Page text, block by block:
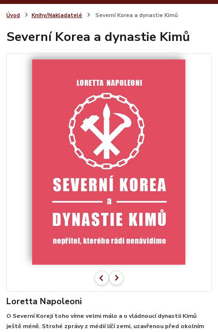
Úvod Knihy/Nakladatelé Severní Korea a dynastie Kimů
Severní Korea a dynastie Kimů
Loretta Napoleoni
O Severní Koreji toho víme velmi málo a o vládnoucí dynastii Kimů
ještě méně. Strohé zprávy z médií líčí zemi, uzavřenou před okolním